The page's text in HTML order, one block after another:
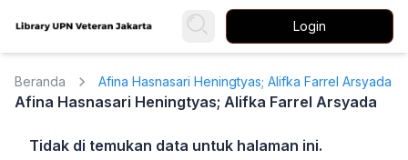
Login
Beranda Afina Hasnasari Heningtyas; Alifka Farrel Arsyada
Afina Hasnasari Heningtyas; Alifka Farrel Arsyada
Tidak di temukan data untuk halaman ini.